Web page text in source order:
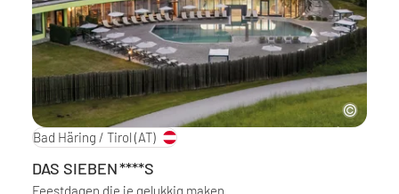
Bad Häring / Tirol (AT)
DAS SIEBEN****S
Feestdagen die je gelukkig maken